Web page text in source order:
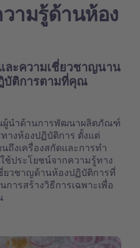
ามรู้ด้านห้อง
ละความเชี่ยวชาญนาน
บัติการตามที่คุณ
นผู้นำด้านการพัฒนาผลิตภัณฑ์
างห้องปฏิบัติการ ตั้งแต่
ถึงเครื่องสกัดและการทำ
ช้ประโยชน์จากความรู้ทาง
ยวชาญด้านห้องปฏิบัติการที่
การสร้างวิธีการเฉพาะเพื่อ